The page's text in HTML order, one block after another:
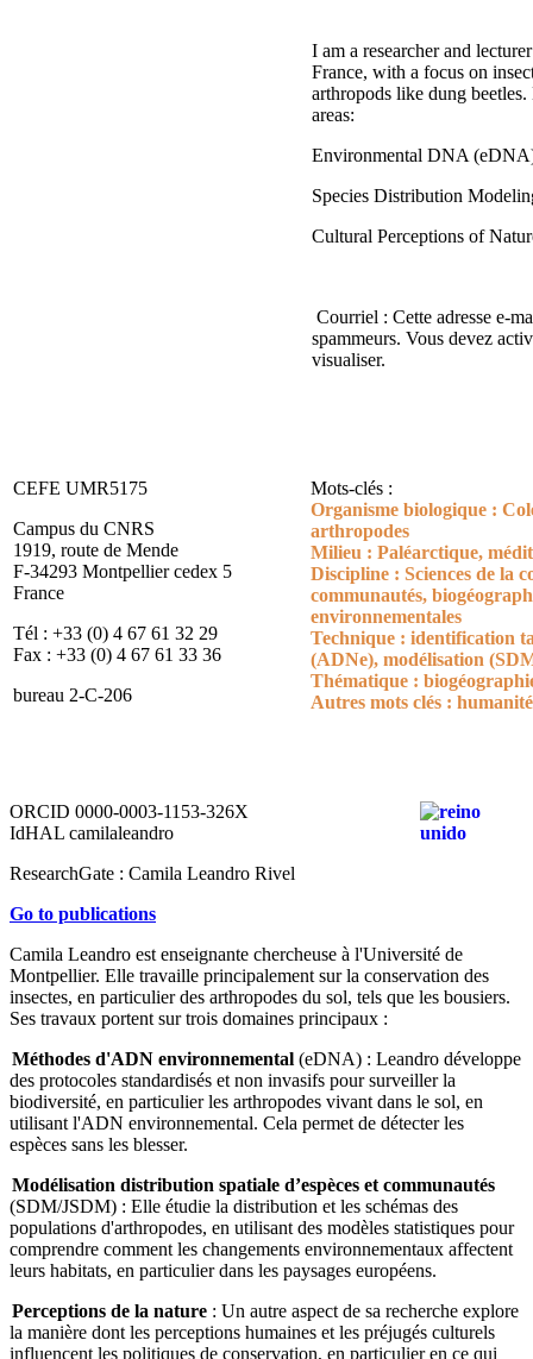
I am a researcher and
France, with a focus on
arthropods like dung
areas:
Environmental DNA
Species Distribution
Cultural Perceptions of
Courriel : Cette adresse e-
spammeurs. Vous devez
visualiser.
CEFE UMR5175
Campus du CNRS
1919, route de Mende
F-34293 Montpellier cedex 5
France
Tél : +33 (0) 4 67 61 32 29
Fax : +33 (0) 4 67 61 33 36
bureau 2-C-206
Mots-clés :
Organisme biologique :
arthropodes
Milieu : Paléarctique,
Discipline : Sciences de la
communautés,
environnementales
Technique : identification
(ADNe), modélisation
Thématique :
Autres mots clés :
ORCID 0000-0003-1153-326X
IdHAL camilaleandro
ResearchGate : Camila Leandro Rivel
Go to publications
Camila Leandro est enseignante chercheuse à l'Université de
Montpellier. Elle travaille principalement sur la conservation des
insectes, en particulier des arthropodes du sol, tels que les bousiers.
Ses travaux portent sur trois domaines principaux :
Méthodes d'ADN environnemental (eDNA) : Leandro développe
des protocoles standardisés et non invasifs pour surveiller la
biodiversité, en particulier les arthropodes vivant dans le sol, en
utilisant l'ADN environnemental. Cela permet de détecter les
espèces sans les blesser.
Modélisation distribution spatiale d’espèces et communautés
(SDM/JSDM) : Elle étudie la distribution et les schémas des
populations d'arthropodes, en utilisant des modèles statistiques pour
comprendre comment les changements environnementaux affectent
leurs habitats, en particulier dans les paysages européens.
Perceptions de la nature : Un autre aspect de sa recherche explore
la manière dont les perceptions humaines et les préjugés culturels
influencent les politiques de conservation, en particulier en ce qui